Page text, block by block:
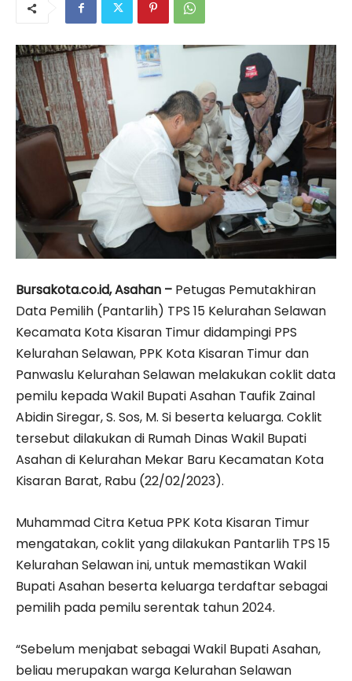
Bursakota.co.id, Asahan – Petugas Pemutakhiran
Data Pemilih (Pantarlih) TPS 15 Kelurahan Selawan
Kecamata Kota Kisaran Timur didampingi PPS
Kelurahan Selawan, PPK Kota Kisaran Timur dan
Panwaslu Kelurahan Selawan melakukan coklit data
pemilu kepada Wakil Bupati Asahan Taufik Zainal
Abidin Siregar, S. Sos, M. Si beserta keluarga. Coklit
tersebut dilakukan di Rumah Dinas Wakil Bupati
Asahan di Kelurahan Mekar Baru Kecamatan Kota
Kisaran Barat, Rabu (22/02/2023).
Muhammad Citra Ketua PPK Kota Kisaran Timur
mengatakan, coklit yang dilakukan Pantarlih TPS 15
Kelurahan Selawan ini, untuk memastikan Wakil
Bupati Asahan beserta keluarga terdaftar sebagai
pemilih pada pemilu serentak tahun 2024.
“Sebelum menjabat sebagai Wakil Bupati Asahan,
beliau merupakan warga Kelurahan Selawan